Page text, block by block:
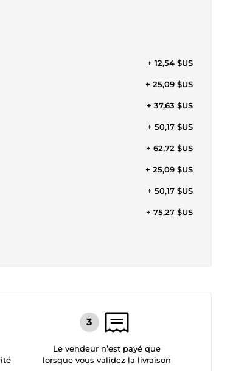
+ 12,54 $US
+ 25,09 $US
+ 37,63 $US
+ 50,17 $US
+ 62,72 $US
+ 25,09 $US
+ 50,17 $US
+ 75,27 $US
Le vendeur n’est payé que
lorsque vous validez la livraison